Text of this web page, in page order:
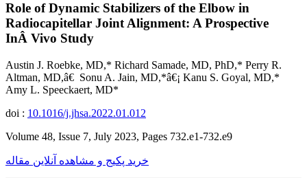
Role of Dynamic Stabilizers of the Elbow in
Radiocapitellar Joint Alignment: A Prospective
InÂ Vivo Study
Austin J. Roebke, MD,* Richard Samade, MD, PhD,* Perry R.
Altman, MD,â€ Sonu A. Jain, MD,*â€¡ Kanu S. Goyal, MD,*
Amy L. Speeckaert, MD*
doi : 10.1016/j.jhsa.2022.01.012
Volume 48, Issue 7, July 2023, Pages 732.e1-732.e9
خرید پکیج و مشاهده آنلاین مقاله